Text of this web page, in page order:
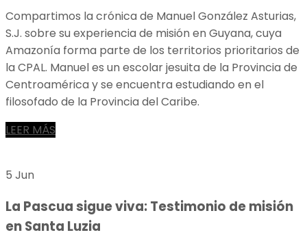
Compartimos la crónica de Manuel González Asturias,
S.J. sobre su experiencia de misión en Guyana, cuya
Amazonía forma parte de los territorios prioritarios de
la CPAL. Manuel es un escolar jesuita de la Provincia de
Centroamérica y se encuentra estudiando en el
filosofado de la Provincia del Caribe.
LEER MÁS
5 Jun
La Pascua sigue viva: Testimonio de misión
en Santa Luzia